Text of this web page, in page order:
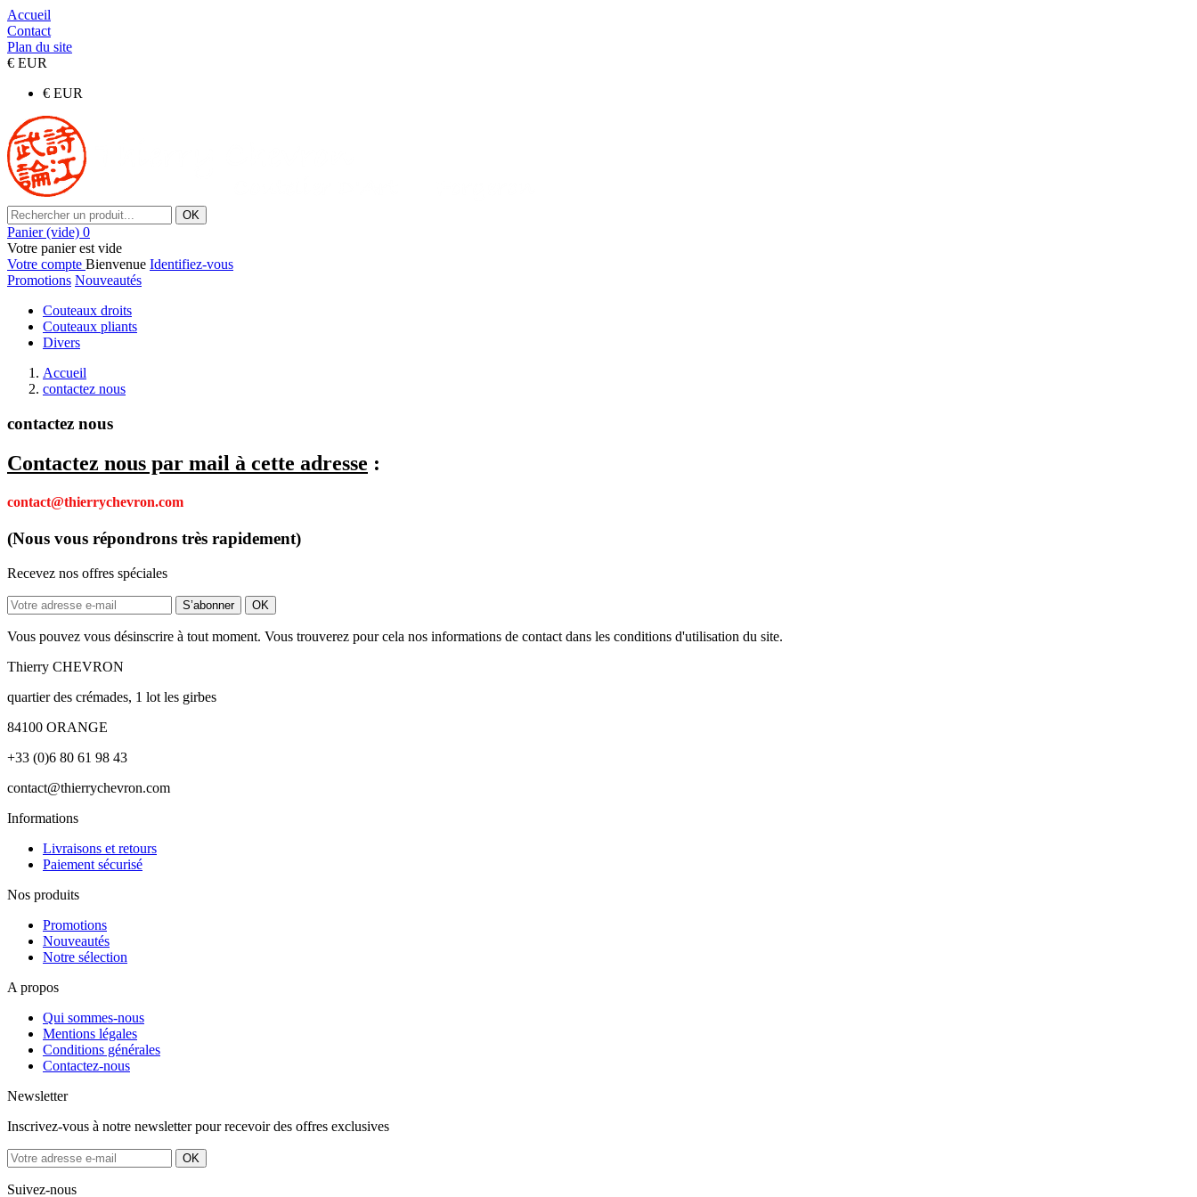
Accueil
Contact
Plan du site
€ EUR
€ EUR
OK
Panier (vide) 0
Votre panier est vide
Votre compte Bienvenue Identifiez-vous
Promotions Nouveautés
Couteaux droits
Couteaux pliants
Divers
Accueil
contactez nous
contactez nous
Contactez nous par mail à cette adresse :
contact@thierrychevron.com
(Nous vous répondrons très rapidement)
Recevez nos offres spéciales
Vous pouvez vous désinscrire à tout moment. Vous trouverez pour cela nos informations de contact dans les conditions d'utilisation du site.
Thierry CHEVRON
quartier des crémades, 1 lot les girbes
84100 ORANGE
+33 (0)6 80 61 98 43
contact@thierrychevron.com
Informations
Livraisons et retours
Paiement sécurisé
Nos produits
Promotions
Nouveautés
Notre sélection
A propos
Qui sommes-nous
Mentions légales
Conditions générales
Contactez-nous
Newsletter
Inscrivez-vous à notre newsletter pour recevoir des offres exclusives
Suivez-nous